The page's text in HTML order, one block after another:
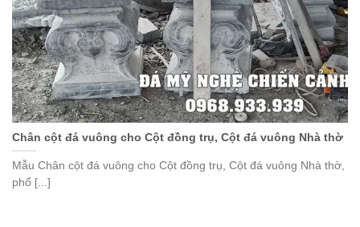
Chân cột đá vuông cho Cột đồng trụ, Cột đá vuông Nhà thờ
Mẫu Chân cột đá vuông cho Cột đồng trụ, Cột đá vuông Nhà thờ,
phổ [...]